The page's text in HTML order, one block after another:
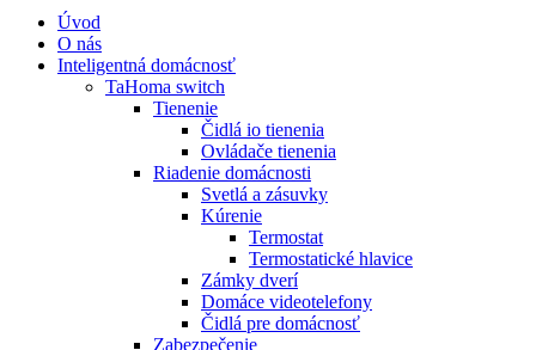
Úvod
O nás
Inteligentná domácnosť
TaHoma switch
Tienenie
Čidlá io tienenia
Ovládače tienenia
Riadenie domácnosti
Svetlá a zásuvky
Kúrenie
Termostat
Termostatické hlavice
Zámky dverí
Domáce videotelefony
Čidlá pre domácnosť
Zabezpečenie